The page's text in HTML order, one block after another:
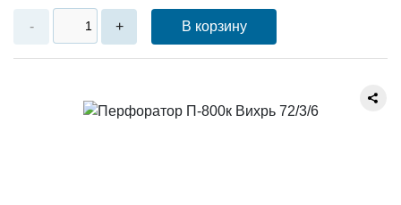
- + В корзину